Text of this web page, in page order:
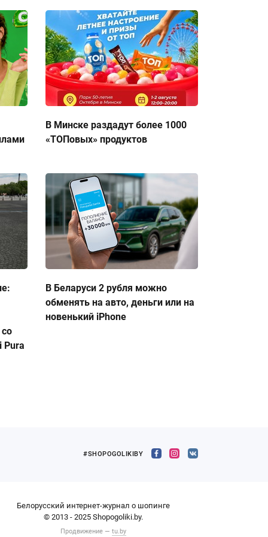
В Минске раздадут более 1000
«ТОПовых» продуктов
Pura
В Беларуси 2 рубля можно
обменять на авто, деньги или на
новенький iPhone
#SHOPOGOLIKIBY
Белорусский интернет-журнал о шопинге
© 2013 - 2025 Shopogoliki.by.
Продвижение — tu.by